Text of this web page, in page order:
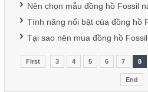
Nên chọn mẫu đồng hồ Fossil
Tính năng nổi bật của đồng hồ
Tại sao nên mua đồng hồ
First 3 4 5 6 7 8
End